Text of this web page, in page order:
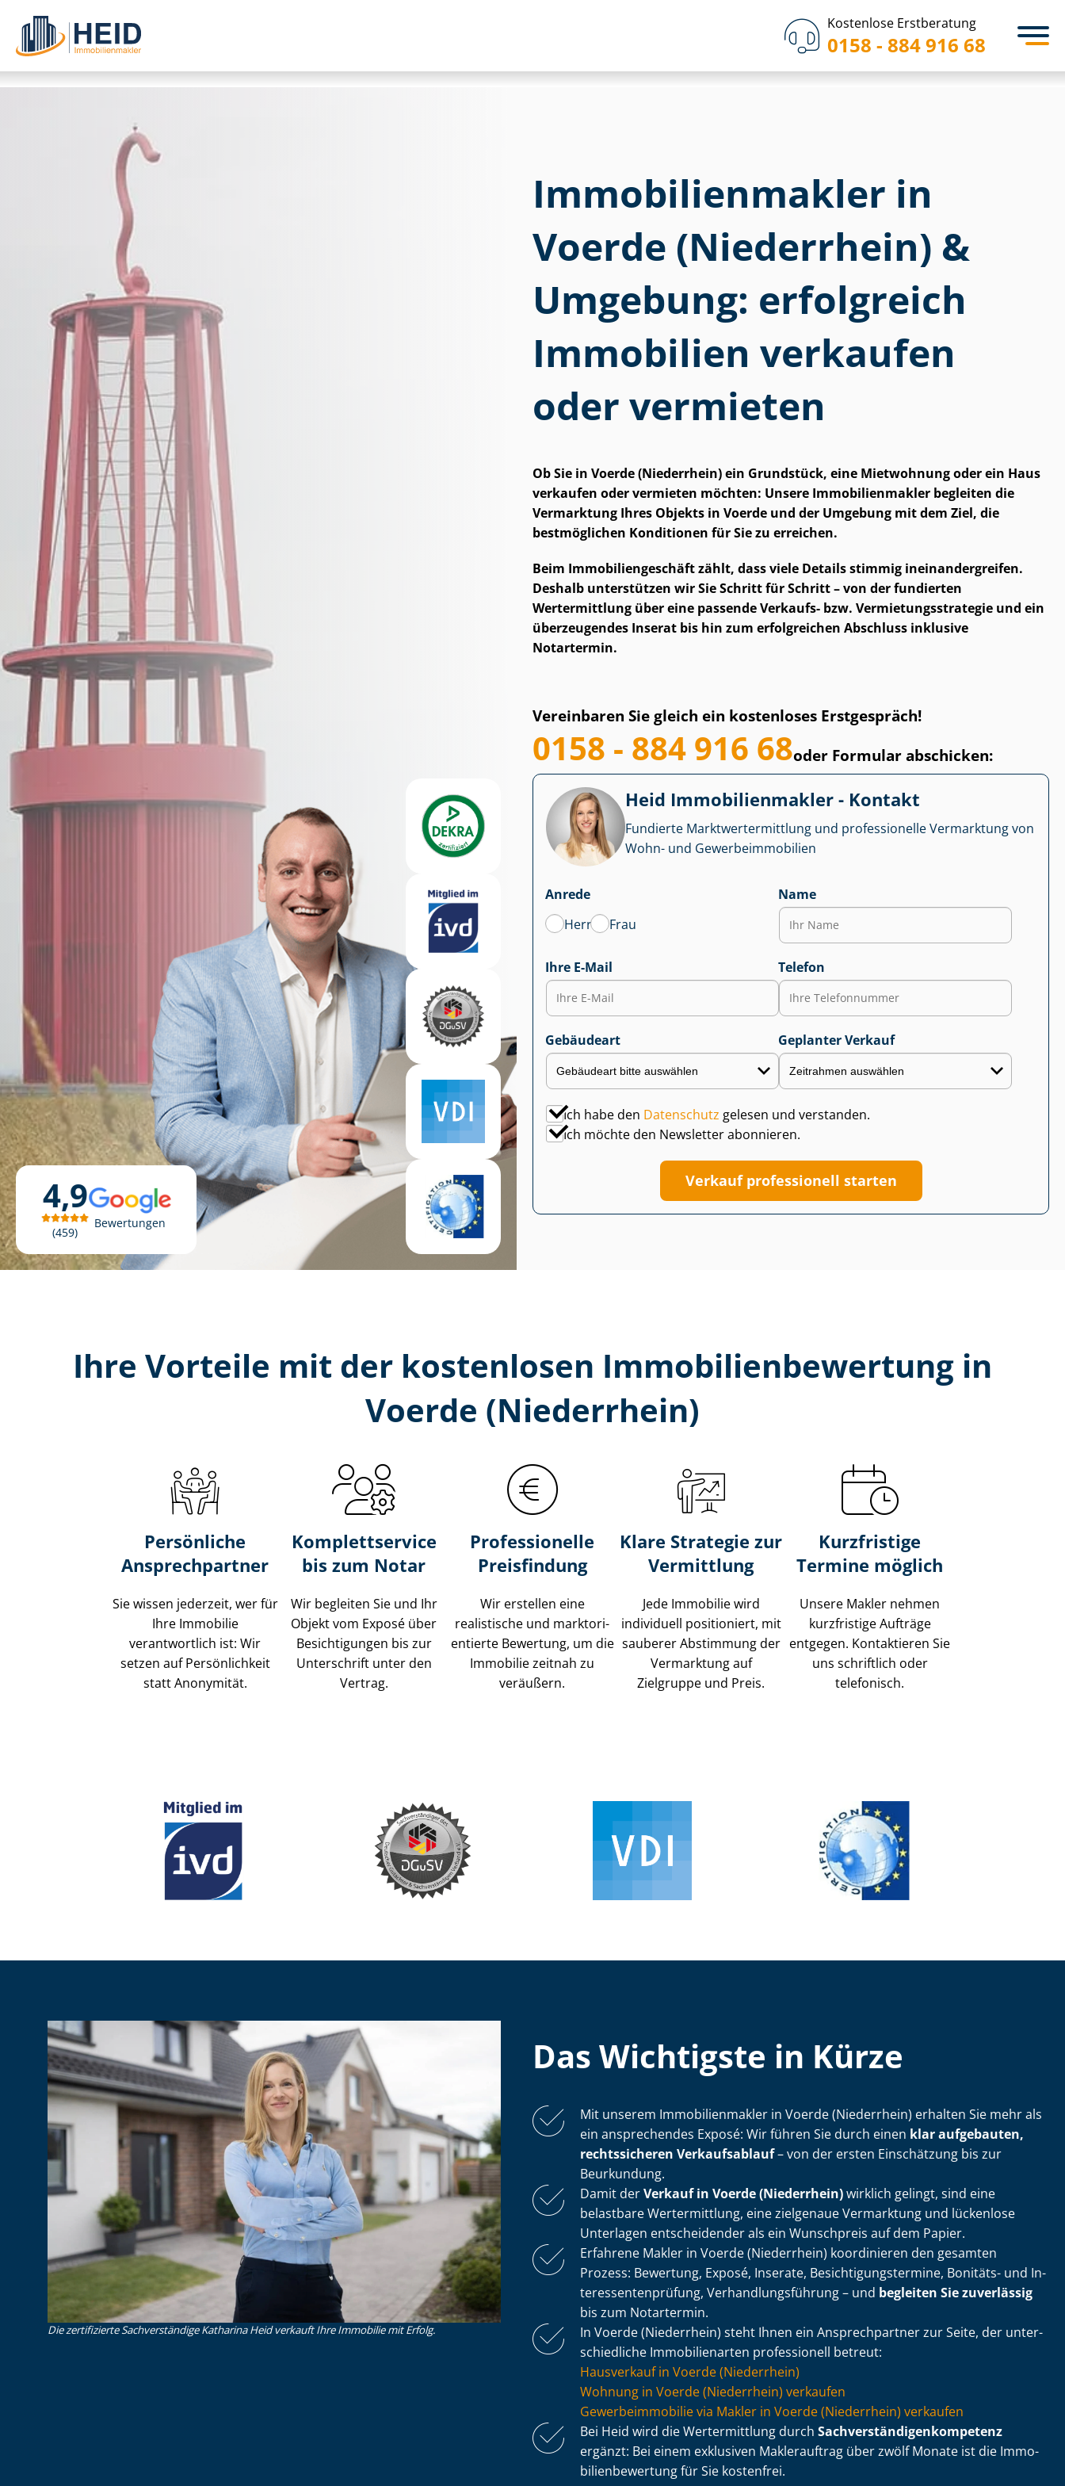
Kostenlose Erstberatung
0158 - 884 916 68
4,9
459
Bewertungen
Im­mo­bi­li­en­mak­ler in
Voerde (Niederrhein) &
Umgebung: erfolgreich
Immobilien verkaufen
oder vermieten
Ob Sie in Voerde (Niederrhein) ein Grundstück, eine Mietwohnung oder ein Haus
verkaufen oder vermieten möchten: Unsere Im­mo­bi­li­en­mak­ler begleiten die
Vermarktung Ihres Objekts in Voerde und der Umgebung mit dem Ziel, die
bestmöglichen Konditionen für Sie zu erreichen.
Beim Im­mo­bi­li­en­ge­schäft zählt, dass viele Details stimmig in­ein­an­der­grei­fen.
Deshalb unterstützen wir Sie Schritt für Schritt – von der fundierten
Wertermittlung über eine passende Verkaufs- bzw. Ver­mie­tungs­stra­te­gie und ein
überzeugendes Inserat bis hin zum erfolgreichen Abschluss inklusive
Notartermin.
Vereinbaren Sie gleich ein kostenloses Erstgespräch!
0158 - 884 916 68oder Formular abschicken:
Heid Im­mo­bi­li­en­mak­ler - Kontakt
Fundierte Markt­wert­ermitt­lung und professionelle Vermarktung von
Wohn- und Ge­wer­be­im­mo­bi­li­en
Anrede
Herr
Frau
Name
Ihre E-Mail Telefon
Gebäudeart Geplanter Verkauf
Ich habe den Datenschutz gelesen und verstanden.
Ich möchte den Newsletter abonnieren.
Verkauf professionell starten
Ihre Vorteile mit der kostenlosen Im­mo­bi­li­en­be­wer­tung in
Voerde (Niederrhein)
Persönliche
Ansprechpartner
Sie wissen jederzeit, wer für
Ihre Immobilie
verantwortlich ist: Wir
setzen auf Persönlichkeit
statt Anonymität.
Komplettservice
bis zum Notar
Wir begleiten Sie und Ihr
Objekt vom Exposé über
Besichtigungen bis zur
Unterschrift unter den
Vertrag.
Professionelle
Preisfindung
Wir erstellen eine
realistische und markt­ori­
en­tier­te Bewertung, um die
Immobilie zeitnah zu
veräußern.
Klare Strategie zur
Vermittlung
Jede Immobilie wird
individuell positioniert, mit
sauberer Abstimmung der
Vermarktung auf
Zielgruppe und Preis.
Kurzfristige
Termine möglich
Unsere Makler nehmen
kurzfristige Aufträge
entgegen. Kontaktieren Sie
uns schriftlich oder
telefonisch.
Die zertifizierte Sachverständige Katharina Heid verkauft Ihre Immobilie mit Erfolg.
Das Wichtigste in Kürze
Mit unserem Im­mo­bi­li­en­mak­ler in Voerde (Niederrhein) erhalten Sie mehr als
ein ansprechendes Exposé: Wir führen Sie durch einen klar aufgebauten,
rechtssicheren Verkaufsablauf– von der ersten Einschätzung bis zur
Beurkundung.
Damit derVerkauf in Voerde (Niederrhein)wirklich gelingt, sind eine
belastbare Wertermittlung, eine zielgenaue Vermarktung und lückenlose
Unterlagen entscheidender als ein Wunschpreis auf dem Papier.
Erfahrene Makler in Voerde (Niederrhein) koordinieren den gesamten
Prozess: Bewertung, Exposé, Inserate, Be­sich­ti­gungs­ter­mi­ne, Bonitäts- und In­
ter­es­sen­ten­prü­fung, Ver­hand­lungs­füh­rung – und begleiten Sie zuverlässig
bis zum Notartermin.
In Voerde (Niederrhein) steht Ihnen ein Ansprechpartner zur Seite, der un­ter­
schied­li­che Immobilienarten professionell betreut:
Hausverkauf in Voerde (Niederrhein)
Wohnung in Voerde (Niederrhein) verkaufen
Ge­wer­be­im­mo­bi­lie via Makler in Voerde (Niederrhein) verkaufen
Bei Heid wird die Wertermittlung durch Sach­ver­stän­di­gen­kom­pe­tenz
ergänzt: Bei einem exklusiven Maklerauftrag über zwölf Monate ist die Im­mo­
bi­li­en­be­wer­tung für Sie kostenfrei.